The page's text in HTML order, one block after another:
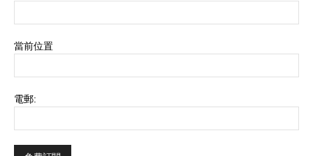
當前位置
電郵: